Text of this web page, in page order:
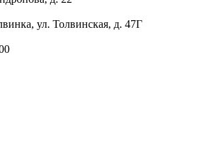
ул. Толвинская, д. 47Г